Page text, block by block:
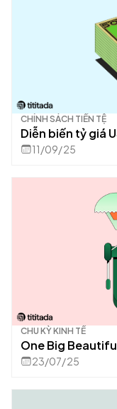
CHÍNH SÁCH TIỀN TỆ
Diễn biến tỷ giá
11/09/25
CHU KỲ KINH TẾ
One Big
23/07/25